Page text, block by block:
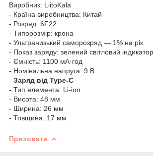
Виробник: LiitoKala
- Країна виробництва: Китай
- Розряд: 6F22
- Типорозмір: крона
- Ультранизький саморозряд — 1% на рік
- Показ заряду: зелений світловий індикатор
- Ємність: 1100 мА·год
- Номінальна напруга: 9 В
- Заряд від Type-C
- Тип елемента: Li-ion
- Висота: 48 мм
- Ширина: 26 мм
- Товщина: 17 мм
Приховати